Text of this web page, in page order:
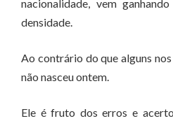
nacionalidade, vem
densidade.
Ao contrário do que alguns
não nasceu ontem.
Ele é fruto dos erros e